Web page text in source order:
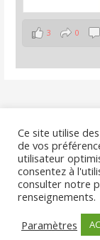
3 0
Europeest en
Date limite : 16
Spectacle
L'A. Agence
Copyright © 2026
Ce site utilise
de vos
utilisateur
consentez à
consulter notre
renseignements.
Paramètres